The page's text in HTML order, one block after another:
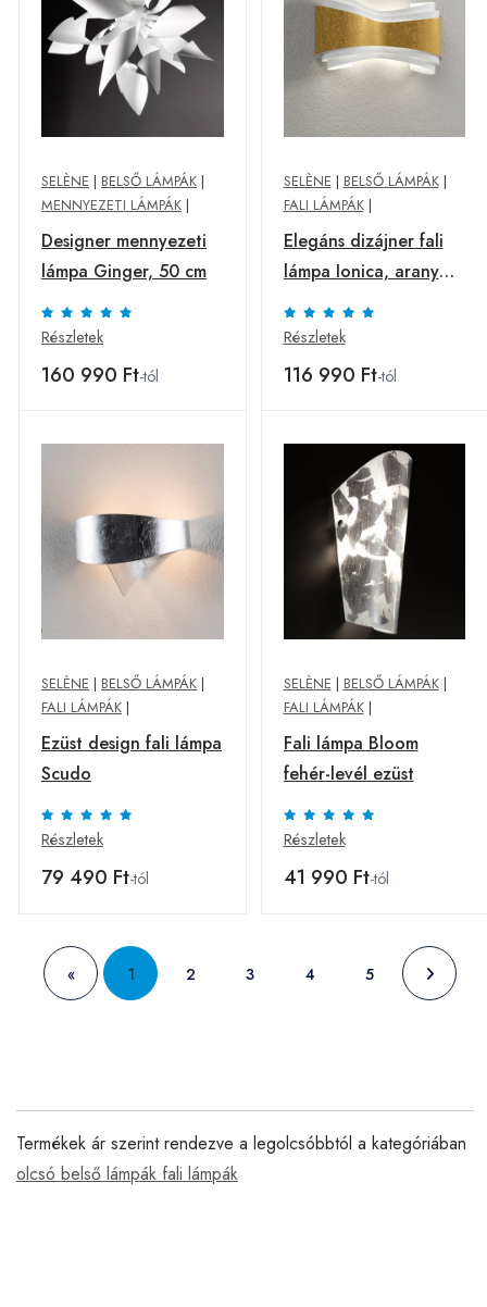
SELÈNE | BELSŐ LÁMPÁK |
MENNYEZETI LÁMPÁK |
Designer mennyezeti
lámpa Ginger, 50 cm
Részletek
160 990 Ft-tól
SELÈNE | BELSŐ LÁMPÁK|
FALI LÁMPÁK|
Elegáns dizájner fali
lámpa Ionica, arany
szalaggal
Részletek
116 990 Ft-tól
SELÈNE | BELSŐ LÁMPÁK |
FALI LÁMPÁK |
Ezüst design fali lámpa
Scudo
Részletek
79 490 Ft-tól
SELÈNE | BELSŐ LÁMPÁK|
FALI LÁMPÁK|
Fali lámpa Bloom
fehér-levél ezüst
Részletek
41 990 Ft-tól
« 1 2 3 4 5
Termékek ár szerint rendezve a legolcsóbbtól a kategóriában
olcsó belső lámpák fali lámpák